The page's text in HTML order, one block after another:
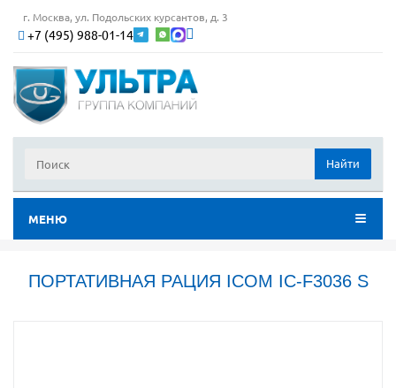
г. Москва, ул. Подольских курсантов, д. 3
+7 (495) 988-01-14
Найти
МЕНЮ
ПОРТАТИВНАЯ РАЦИЯ ICOM IC-F3036 S